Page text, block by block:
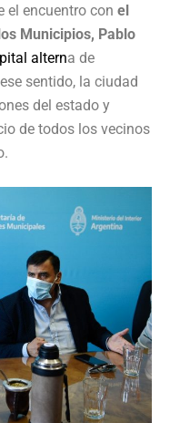
el encuentro con el
Municipios, Pablo
alterna de
sentido, la ciudad
del estado y
de todos los vecinos